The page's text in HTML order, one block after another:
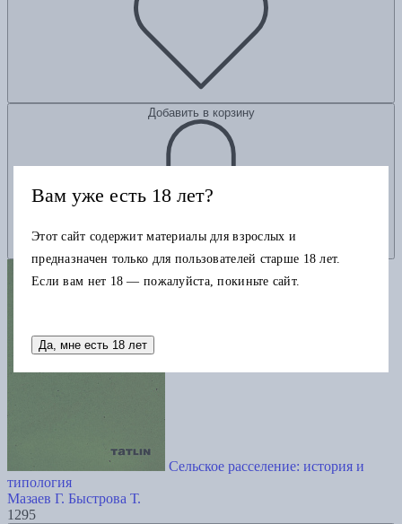
Добавить в корзину
Сельское расселение: история и
типология
Мазаев Г. Быстрова Т.
1295
Вам уже есть 18 лет?
Этот сайт содержит материалы для взрослых и
предназначен только для пользователей старше 18 лет.
Если вам нет 18 — пожалуйста, покиньте сайт.
Да, мне есть 18 лет